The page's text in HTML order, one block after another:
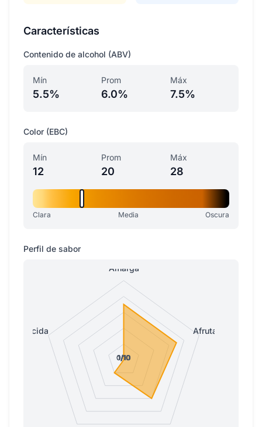
Características
Contenido de alcohol (ABV)
Mín
5.5%
Prom
6.0%
Máx
7.5%
Color (EBC)
Mín
12
Prom
20
Máx
28
Clara Media Oscura
Perfil de sabor
Amarga
Afrutada
Ácida
1/10
1/10
1/10
0/10
0/10